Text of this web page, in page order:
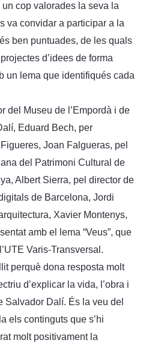
cop valorades la seva la
va convidar a participar a la
ben puntuades, de les quals
d’idees de forma
un lema que identifiqués cada
del Museu de l’Empordà i de
Eduard Bech, per
Joan Falgueras, pel
del Patrimoni Cultural de
Albert Sierra, pel director de
de Barcelona, Jordi
Xavier Montenys,
amb el lema “Veus”, que
Varis-Transversal.
perquè dona resposta molt
d’explicar la vida, l’obra i
Salvador Dalí. És la veu del
els continguts que s’hi
molt positivament la